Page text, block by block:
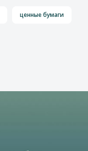
ценные бумаги